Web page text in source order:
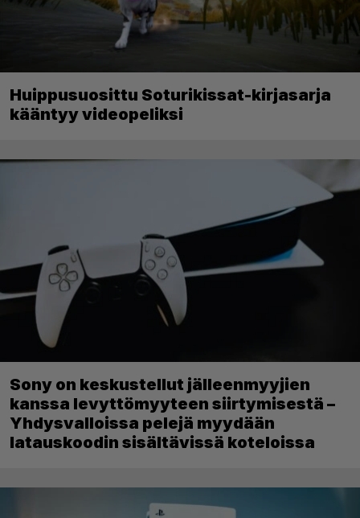
Huippusuosittu Soturikissat-kirjasarja
kääntyy videopeliksi
Sony on keskustellut jälleenmyyjien
kanssa levyttömyyteen siirtymisestä –
Yhdysvalloissa pelejä myydään
latauskoodin sisältävissä koteloissa